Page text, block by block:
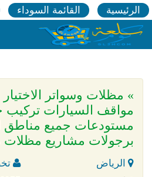
الرئيسية القائمة السوداء
» مظلات وسواتر
مواقف السيارات تركيب
مستودعات جميع مناطق
برجولات مشاريع مظلات
الرياض